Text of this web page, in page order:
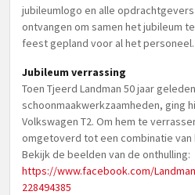
jubileumlogo en alle
ontvangen om samen het jubileum
feest gepland voor al het personeel.
Jubileum verrassing
Toen Tjeerd Landman 50 jaar
schoonmaakwerkzaamheden, ging
Volkswagen T2. Om hem te
omgetoverd tot een combinatie van
Bekijk de beelden van de onthulling:
https://www.facebook.com/
228494385